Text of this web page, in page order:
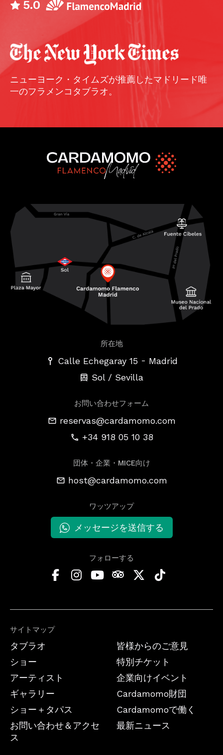
5.0
ニューヨーク・タイムズが推薦したマドリード唯
一のフラメンコタブラオ。
サイトマップ
タブラオ
ショー
アーティスト
ギャラリー
ショー＋タパス
お問い合わせ＆アクセ
ス
皆様からのご意見
特別チケット
企業向けイベント
Cardamomo財団
Cardamomoで働く
最新ニュース
所在地
Calle Echegaray 15 - Madrid
Sol / Sevilla
お問い合わせフォーム
reservas@cardamomo.com
+34 918 05 10 38
団体・企業・MICE向け
host@cardamomo.com
ワッツアップ
メッセージを送信する
フォローする